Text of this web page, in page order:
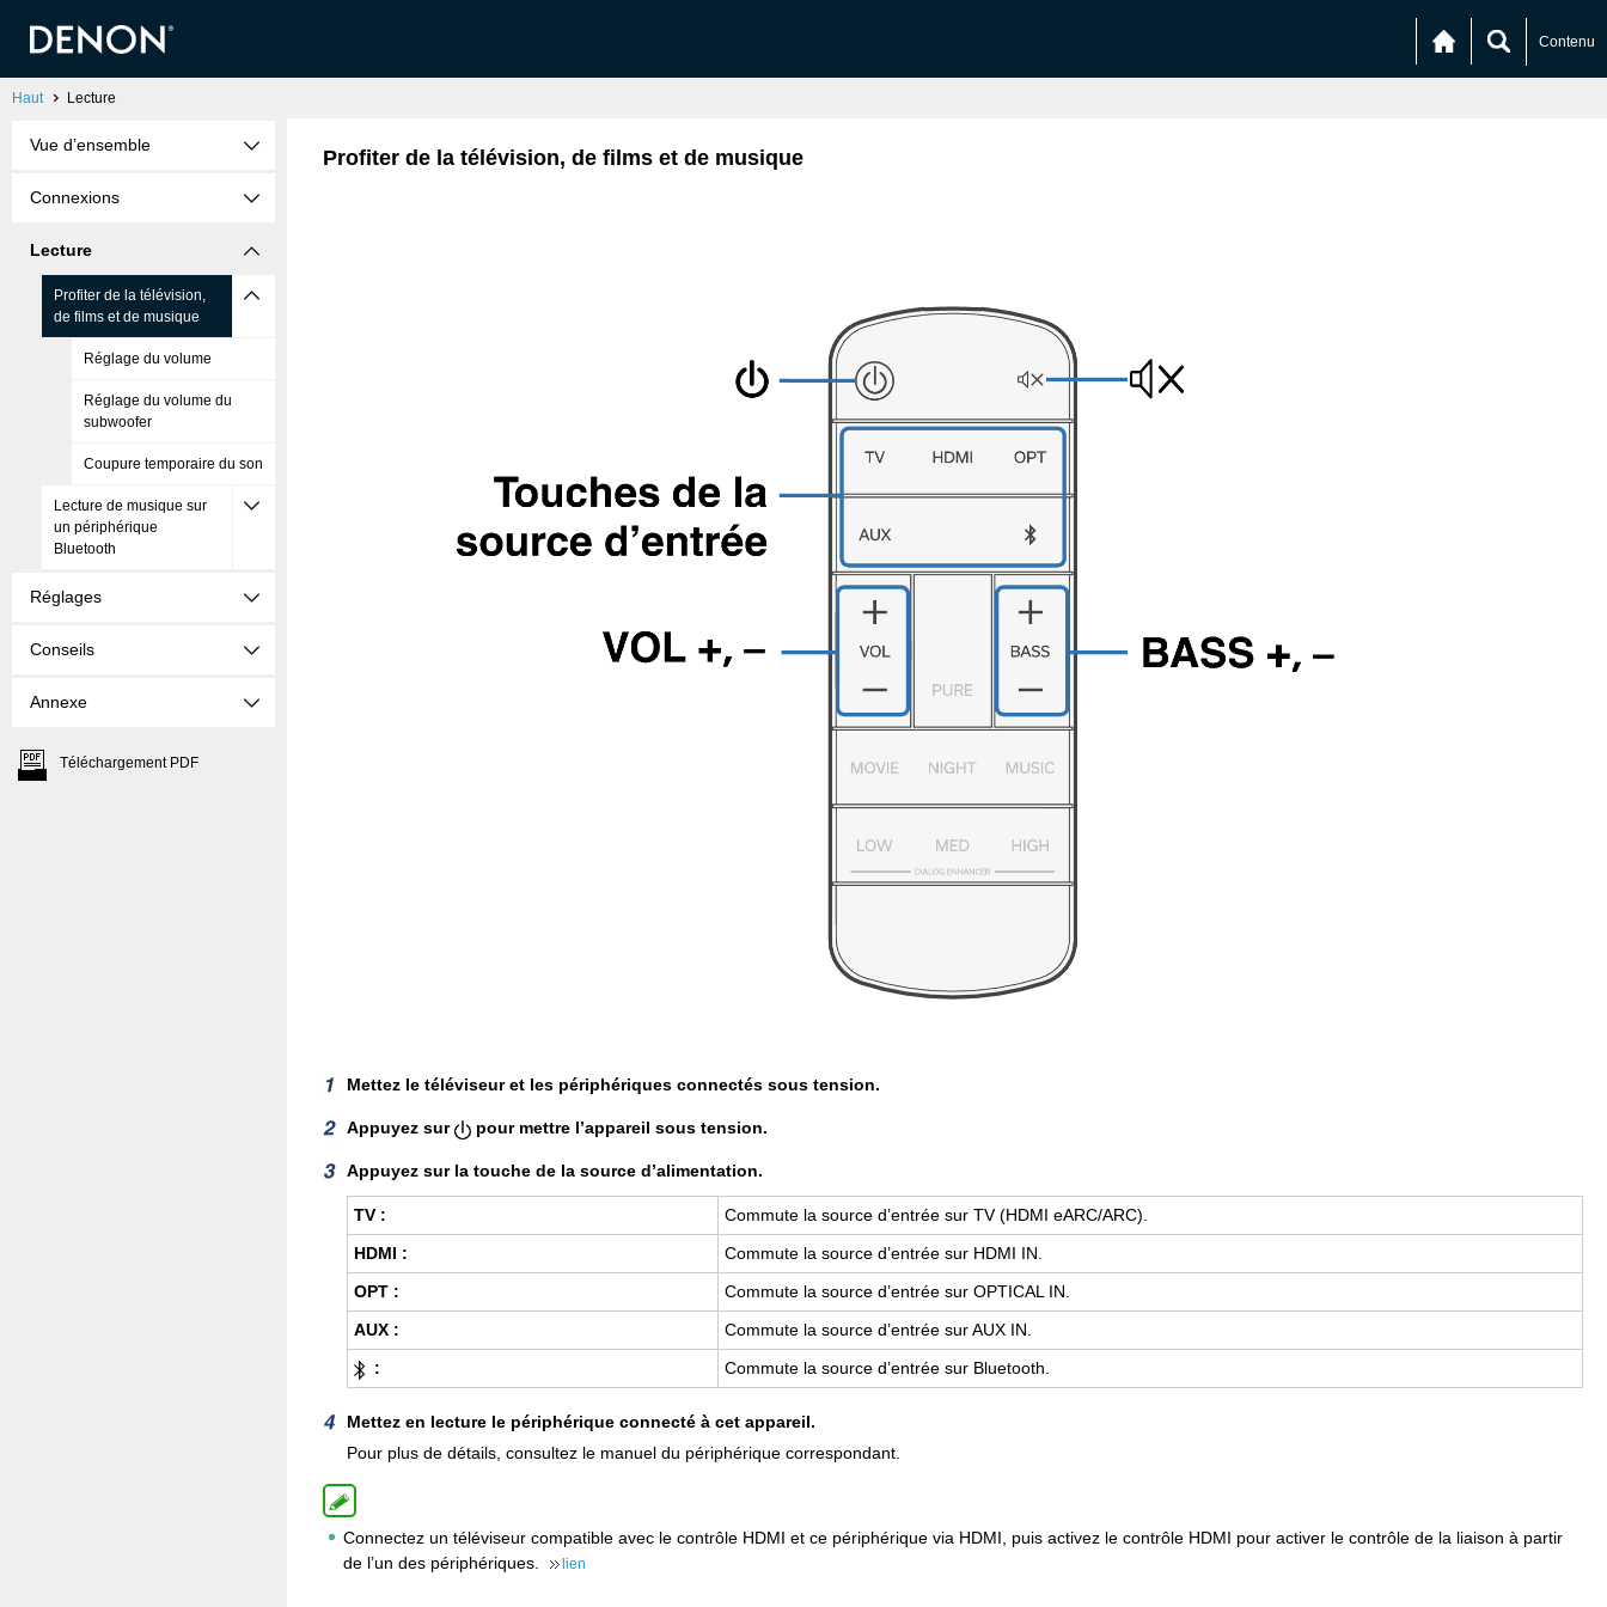
Contenu
Haut Lecture
Vue d’ensemble
Connexions
Lecture
Profiter de la télévision,
de films et de musique
Réglage du volume
Réglage du volume du
subwoofer
Coupure temporaire du son
Lecture de musique sur
un périphérique
Bluetooth
Réglages
Conseils
Annexe
Téléchargement PDF
Profiter de la télévision, de films et de musique
Mettez le téléviseur et les périphériques connectés sous tension.
Appuyez sur pour mettre l’appareil sous tension.
Appuyez sur la touche de la source d’alimentation.
TV :
Commute la source d’entrée sur TV (HDMI eARC/ARC).
HDMI :
Commute la source d’entrée sur HDMI IN.
OPT :
Commute la source d’entrée sur OPTICAL IN.
AUX :
Commute la source d’entrée sur AUX IN.
:
Commute la source d’entrée sur Bluetooth.
Mettez en lecture le périphérique connecté à cet appareil.
Pour plus de détails, consultez le manuel du périphérique correspondant.
Connectez un téléviseur compatible avec le contrôle HDMI et ce périphérique via HDMI, puis activez le contrôle HDMI pour activer le contrôle de la liaison à partir
de l’un des périphériques.
lien